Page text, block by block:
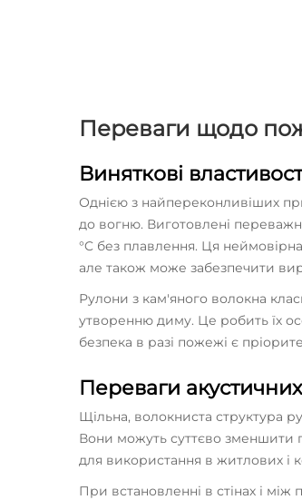
Переваги щодо
Виняткові
Однією з найпереконливіших
до вогню. Виготовлені
°C без плавлення. Ця
але також може забезпечити
Рулони з кам'яного волокна
утворенню диму. Це робить їх
безпека в разі пожежі є
Переваги
Щільна, волокниста структура
Вони можуть суттєво зменшити
для використання в житлових і
При встановленні в стінах і